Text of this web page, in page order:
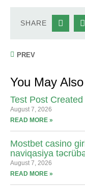
SHARE
PREV
You May
Test Post Created
August 7, 2026
READ MORE »
Mostbet casino
naviqasiya
August 7, 2026
READ MORE »